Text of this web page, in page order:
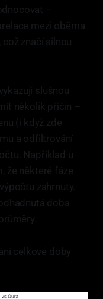
–
mezi oběma
značí silnou
slušnou
několik příčin –
(i když zde
a odfiltrování
Například u
že některé fáze
zahrnuty.
doba
celkové doby